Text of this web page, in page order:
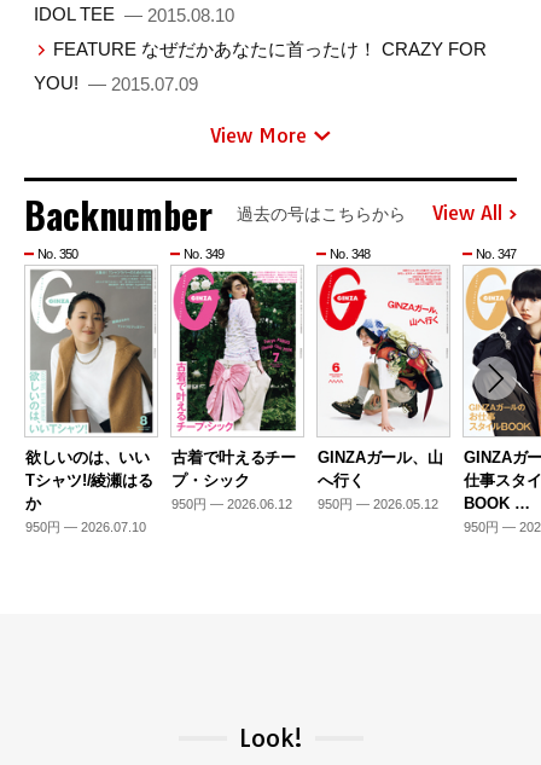
IDOL TEE — 2015.08.10
FEATURE なぜだかあなたに首ったけ！ CRAZY FOR
YOU! — 2015.07.09
View More
Backnumber 過去の号はこちらから View All
No. 350
欲しいのは、いい
Tシャツ!/綾瀬はる
か
950円 — 2026.07.10
No. 349
古着で叶えるチー
プ・シック
950円 — 2026.06.12
No. 348
GINZAガール、山
へ行く
950円 — 2026.05.12
No. 347
GINZAガ
仕事スタ
BOOK …
950円 —
Look!